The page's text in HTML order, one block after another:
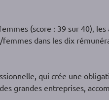
(score : 39 sur 40),
dans les dix
qui crée une
grandes entreprises,